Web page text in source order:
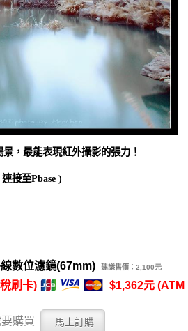
，最能表現紅外攝影的張力！
接至Pbase )
數位濾鏡(67mm) 建議售價： 2,100元
刷卡)
$1,362元 (ATM
購買